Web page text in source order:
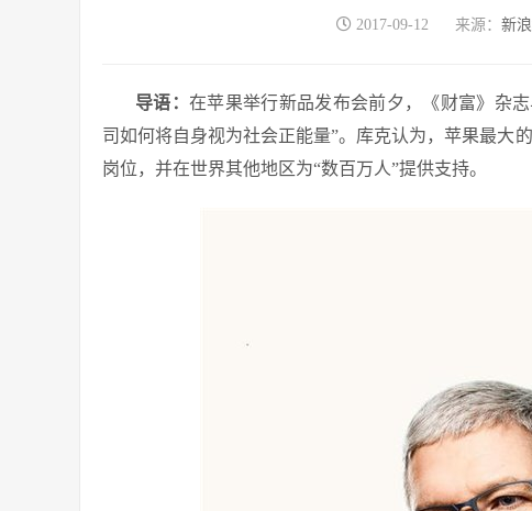
2017-09-12 来源： 新
导语： 在苹果举行新品发布会前夕，《财富》杂
司如何将自身视为社会正能量”。库克认为，苹果最大
岗位，并在世界其他地区为“数百万人”提供支持。